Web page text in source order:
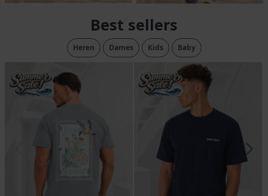
Best sellers
Heren Dames Kids Baby